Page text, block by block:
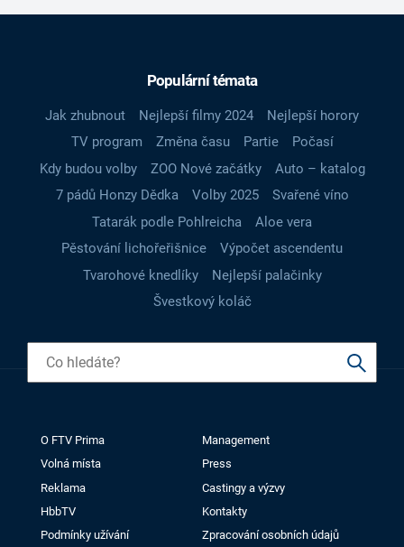
Populární témata
Jak zhubnout Nejlepší filmy 2024
Nejlepší horory
TV program
Změna času Partie
Počasí
Kdy budou volby
ZOO Nové začátky
Auto – katalog
7 pádů Honzy Dědka
Volby 2025
Svařené víno
Tatarák podle Pohlreicha
Aloe vera
Pěstování lichořeřišnice
Výpočet ascendentu
Tvarohové knedlíky
Nejlepší palačinky
Švestkový koláč
O FTV Prima
Management
Volná místa
Press
Reklama
Castingy a výzvy
HbbTV
Kontakty
Podmínky užívání
Zpracování osobních údajů